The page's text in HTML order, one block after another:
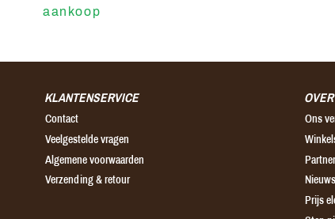
aankoop
KLANTENSERVICE
Contact
Veelgestelde vragen
Algemene voorwaarden
Verzending & retour
Ons
Nieuws
Prijs